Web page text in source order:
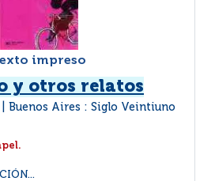
impreso
y otros relatos
Buenos Aires : Siglo Veintiuno